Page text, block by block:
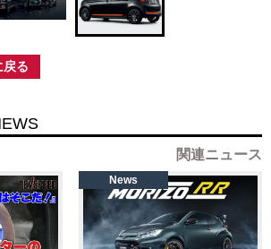
戻る
関連ニュース
News